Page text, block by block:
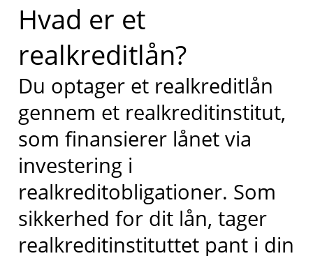
Hvad er et
realkreditlån?
Du optager et realkreditlån
gennem et realkreditinstitut,
som finansierer lånet via
investering i
realkreditobligationer. Som
sikkerhed for dit lån, tager
realkreditinstituttet pant i din